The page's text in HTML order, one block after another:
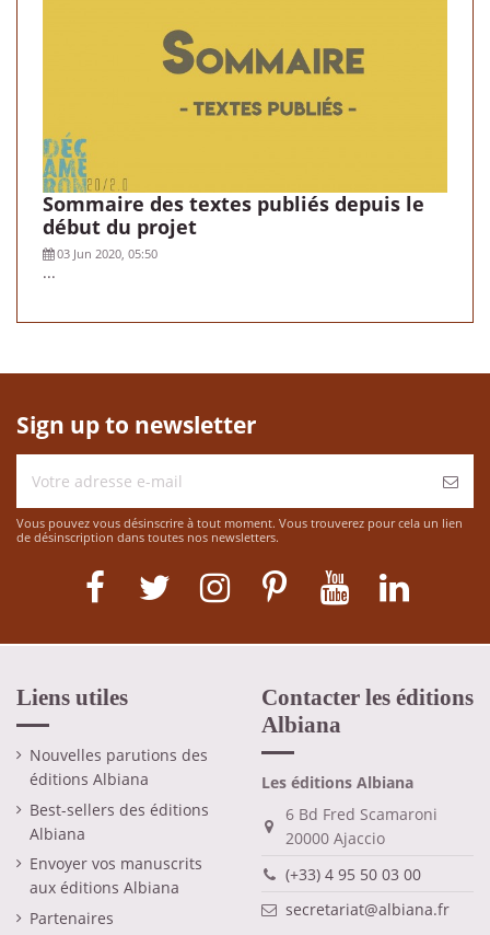
Sommaire des textes publiés depuis le
début du projet
03 Jun 2020, 05:50
...
Sign up to newsletter
Vous pouvez vous désinscrire à tout moment. Vous trouverez pour cela un lien
de désinscription dans toutes nos newsletters.
Liens utiles
Nouvelles parutions des
éditions Albiana
Best-sellers des éditions
Albiana
Envoyer vos manuscrits
aux éditions Albiana
Partenaires
Contacter les éditions
Albiana
Les éditions Albiana
6 Bd Fred Scamaroni
20000 Ajaccio
(+33) 4 95 50 03 00
secretariat@albiana.fr